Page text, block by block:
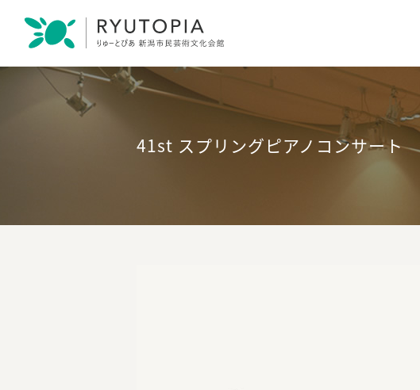
41st スプリングピアノコンサート